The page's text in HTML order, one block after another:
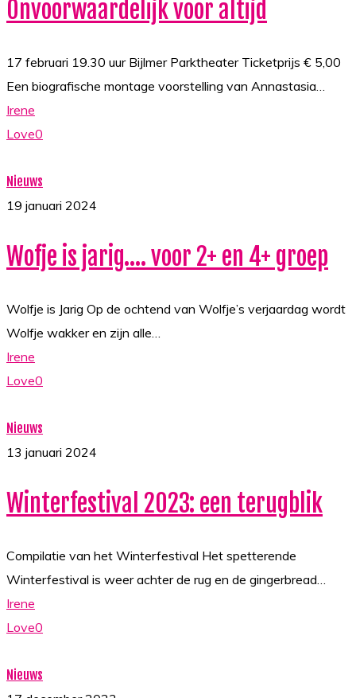
Onvoorwaardelijk voor altijd
17 februari 19.30 uur Bijlmer Parktheater Ticketprijs € 5,00
Een biografische montage voorstelling van Annastasia…
Irene
Love0
Wofje
is
voor
Nieuws
19 januari 2024
Wofje is jarig…. voor 2+ en 4+ groep
Wolfje is Jarig Op de ochtend van Wolfje’s verjaardag wordt
Wolfje wakker en zijn alle…
Irene
Love0
Winterfestival
2023:
terugblik
Nieuws
13 januari 2024
Winterfestival 2023: een terugblik
Compilatie van het Winterfestival Het spetterende
Winterfestival is weer achter de rug en de gingerbread…
Irene
Love0
Fijne
Nieuws